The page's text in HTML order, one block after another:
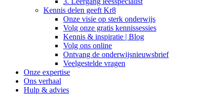
Kennis delen geeft Kr8
Onze visie op sterk onderwijs
Volg onze gratis kennissessies
Kennis & inspiratie | Blog
Volg ons online
Ontvang de onderwijsnieuwsbrief
Veelgestelde vragen
Onze expertise
Ons verhaal
Hulp & advies